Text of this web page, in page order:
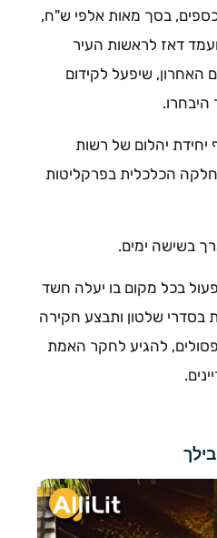
כספים, בסך מאות אלפי ש"ח,
דאז לראשות העיר
האחרון, שיפעל לקידום
היבחרו.
יהלום של רשות
הכלכלית בפרקליטות
בשישה ימים.
בכל מקום בו יעלה חשד
בסדרי שלטון ותבצע חקירה
להגיע לחקר האמת